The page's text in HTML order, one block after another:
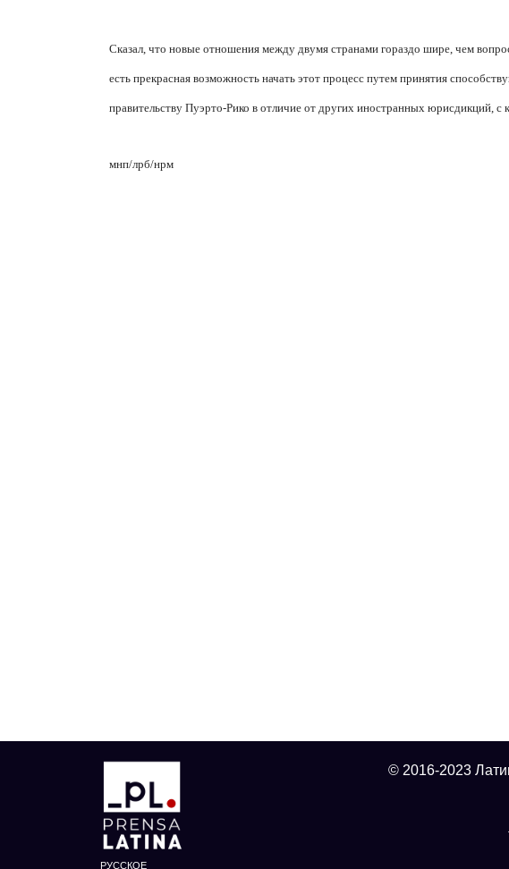
Сказал, что новые отношения между двумя странами гораздо шире, чем
есть прекрасная возможность начать этот процесс путем принятия
правительству Пуэрто-Рико в отличие от других иностранных юрисдикций, с
мнп/лрб/нрм
РУССКОЕ
© 2016-2023